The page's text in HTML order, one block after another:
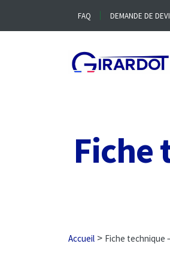
FAQ DEMANDE DE
Fiche
Accueil > Fiche technique